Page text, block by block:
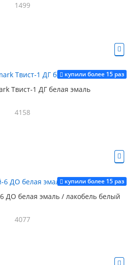
1499
купили более 15 раз
Твист-1 ДГ белая эмаль
4158
купили более 15 раз
ДО белая эмаль / лакобель белый
4077